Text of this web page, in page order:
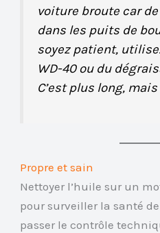
voiture broute car de
dans les puits de
soyez patient,
WD-40 ou du
C’est plus long,
Propre et sain
Nettoyer l’huile sur un
pour surveiller la santé
passer le contrôle